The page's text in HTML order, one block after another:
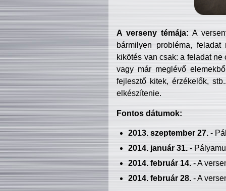
A verseny témája: A
bármilyen probléma, feladat
kikötés van csak: a feladat
vagy már meglévő
fejlesztő kitek, érzékelők,
elkészítenie.
Fontos dátumok:
2013. szeptember 27.-
2014. január 31.-
2014. február 14.- A
2014. február 28.- A